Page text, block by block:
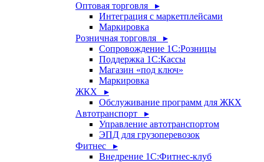
Оптовая торговля ▸
Интеграция с маркетплейсами
Маркировка
Розничная торговля ▸
Сопровождение 1С:Розницы
Поддержка 1С:Кассы
Магазин «под ключ»
Маркировка
ЖКХ ▸
Обслуживание программ для ЖКХ
Автотранспорт ▸
Управление автотранспортом
ЭПД для грузоперевозок
Фитнес ▸
Внедрение 1С:Фитнес-клуб